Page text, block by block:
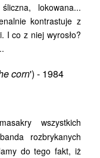
lokowana...
kontrastuje z
I co z niej wyrosło?
corn') - 1984
wszystkich
rozbrykanych
do tego fakt, iż